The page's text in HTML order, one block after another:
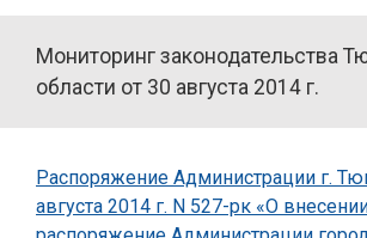
Мониторинг законодательства
области от 30 августа 2014 г.
Распоряжение Администрации г.
августа 2014 г. N 527-рк «О